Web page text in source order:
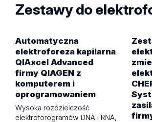
Zestawy do
Automatyczna
elektroforeza kapilarna
QIAxcel Advanced
firmy QIAGEN z
komputerem i
oprogramowaniem
Wysoka rozdzielczość
elektroforogramów DNA i RNA,